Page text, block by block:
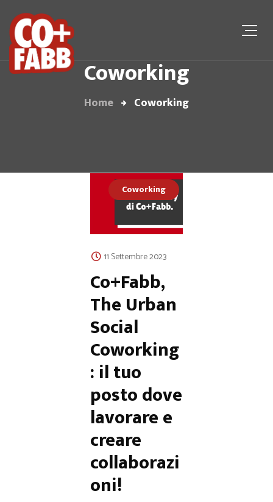
Coworking
Home Coworking
Coworking
11 Settembre 2023
Co+Fabb,
The Urban
Social
Coworking
: il tuo
posto dove
lavorare e
creare
collaborazi
oni!